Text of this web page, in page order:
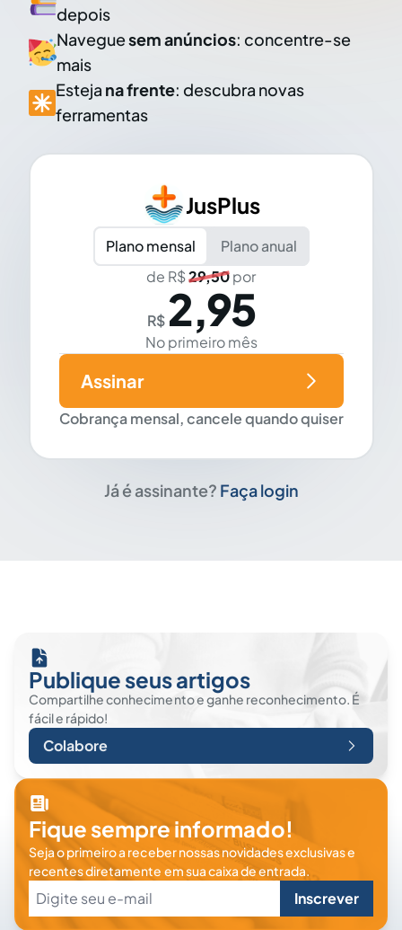
depois
Naveguesem anúncios: concentre-se
mais
Esteja na frente: descubra novas
ferramentas
JusPlus
Plano mensal
Plano anual
de R$29,50por
R$ 2,95
No primeiro mês
Cobrança mensal, cancele quando quiser
Assinar
Já é assinante? Faça login
Publique seus artigos
Compartilhe conhecimento e ganhe reconhecimento. É
fácil e rápido!
Colabore
Fique sempre informado!
Seja o primeiro a receber nossas novidades exclusivas e
recentes diretamente em sua caixa de entrada.
Inscrever